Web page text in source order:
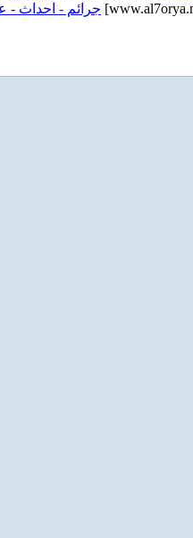
جرائم - احداث -